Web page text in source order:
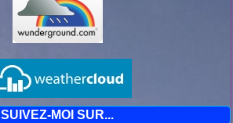
SUIVEZ-MOI SUR...